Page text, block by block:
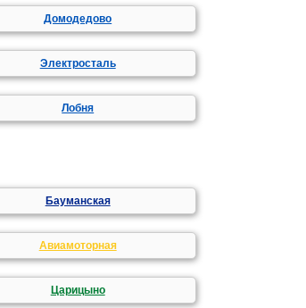
Домодедово
Электросталь
Лобня
Бауманская
Авиамоторная
Царицыно